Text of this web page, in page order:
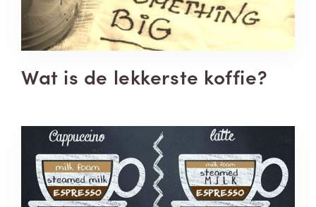
Wat is de lekkerste koffie?